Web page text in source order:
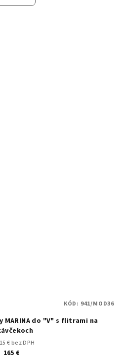
do "V" s flitrami na
€ bez DPH
165 €
KÓD: 941/MOD36